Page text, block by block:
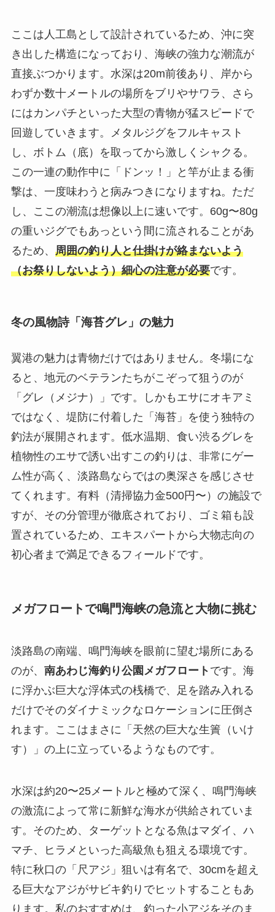
ここは人工島として設計されているため、沖に突
き出した構造になっており、海峡の強力な潮流が
直接ぶつかります。水深は20m前後あり、岸から
わずか数十メートルの場所をブリやサワラ、さら
にはカンパチといった大型の青物が猛スピードで
回遊していきます。メタルジグをフルキャスト
し、ボトム（底）を取ってから激しくシャクる。
この一連の動作中に「ドンッ！」と竿が止まる衝
撃は、一度味わうと病みつきになりますね。ただ
し、ここの潮流は想像以上に速いです。60g〜80g
の重いジグでもあっという間に流されることがあ
るため、 周囲の釣り人と仕掛けが絡まないよう
（お祭りしないよう）細心の注意が必要です。
冬の風物詩「海苔グレ」の魅力
翼港の魅力は青物だけではありません。冬場にな
ると、地元のベテランたちがこぞって狙うのが
「グレ（メジナ）」です。しかもエサにオキアミ
ではなく、堤防に付着した「海苔」を使う独特の
釣法が展開されます。低水温期、食い渋るグレを
植物性のエサで誘い出すこの釣りは、非常にゲー
ム性が高く、淡路島ならではの奥深さを感じさせ
てくれます。有料（清掃協力金500円〜）の施設で
すが、その分管理が徹底されており、ゴミ箱も設
置されているため、エキスパートから大物志向の
初心者まで満足できるフィールドです。
メガフロートで鳴門海峡の急流と大物に挑む
淡路島の南端、鳴門海峡を眼前に望む場所にある
のが、 南あわじ海釣り公園メガフロート です。海
に浮かぶ巨大な浮体式の桟橋で、足を踏み入れる
だけでそのダイナミックなロケーションに圧倒さ
れます。ここはまさに「天然の巨大な生簀（いけ
す）」の上に立っているようなものです。
水深は約20〜25メートルと極めて深く、鳴門海峡
の激流によって常に新鮮な海水が供給されていま
す。そのため、ターゲットとなる魚はマダイ、ハ
マチ、ヒラメといった高級魚も狙える環境です。
特に秋口の「尺アジ」狙いは有名で、30cmを超え
る巨大なアジがサビキ釣りでヒットすることもあ
ります。私のおすすめは、釣った小アジをそのま